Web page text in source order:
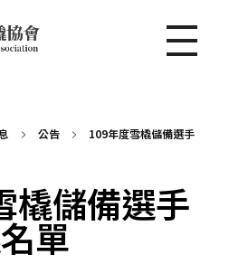
公告
109年度雪橇儲備選手
橇儲備選手
單